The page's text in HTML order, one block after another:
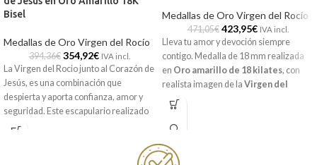
Bisel
Medallas de Oro Virgen del Rocío
394,36€ 354,92€ IVA incl.
La Virgen del Rocio junto al Corazón de
Jesús, es una combinación que
despierta y aporta confianza, amor y
seguridad. Este escapulario realizado
en Oro amarillo de 18 kilates, contiene
Medallas de Oro Virgen del Rocío
471,05€ 423,95€ IVA incl.
Lleva tu amor y devoción siempre
contigo. Medalla de 18 mm realizada
en Oro amarillo de 18 kilates, con
realista imagen de la Virgen del
Rocio
brillo con elegante biselado lateral. La
joya que has estado buscando durante
Torres Joyeros.